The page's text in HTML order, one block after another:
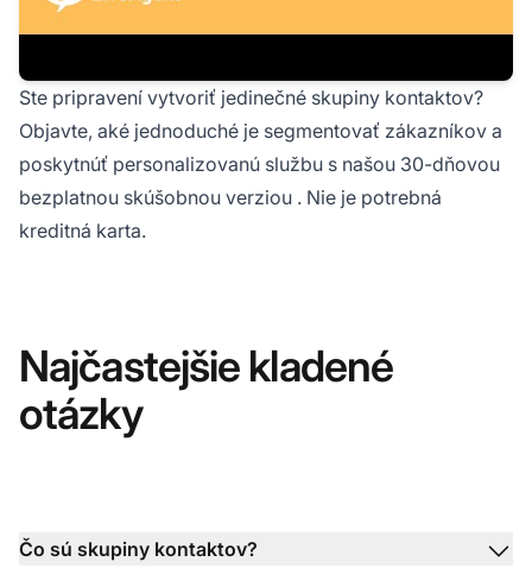
Ste pripravení vytvoriť jedinečné skupiny kontaktov?
Objavte, aké jednoduché je segmentovať zákazníkov a
poskytnúť personalizovanú službu s našou 30-dňovou
bezplatnou skúšobnou verziou . Nie je potrebná
kreditná karta.
Najčastejšie kladené
otázky
Čo sú skupiny kontaktov?